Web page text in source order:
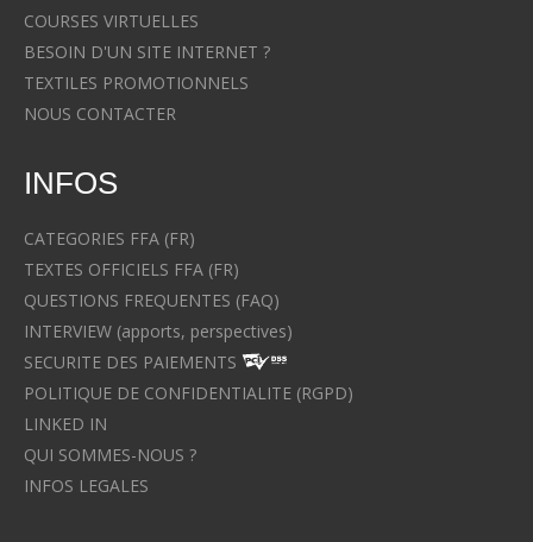
COURSES VIRTUELLES
BESOIN D'UN SITE INTERNET ?
TEXTILES PROMOTIONNELS
NOUS CONTACTER
INFOS
CATEGORIES FFA (FR)
TEXTES OFFICIELS FFA (FR)
QUESTIONS FREQUENTES (FAQ)
INTERVIEW (apports, perspectives)
SECURITE DES PAIEMENTS
POLITIQUE DE CONFIDENTIALITE (RGPD)
LINKED IN
QUI SOMMES-NOUS ?
INFOS LEGALES